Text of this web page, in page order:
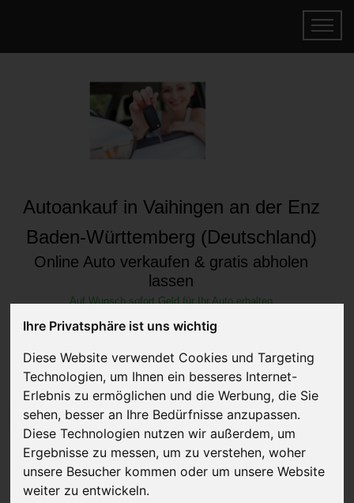
Ihre Privatsphäre ist uns wichtig
Diese Website verwendet Cookies und Targeting
Technologien, um Ihnen ein besseres Internet-
Erlebnis zu ermöglichen und die Werbung, die Sie
sehen, besser an Ihre Bedürfnisse anzupassen.
Diese Technologien nutzen wir außerdem, um
Ergebnisse zu messen, um zu verstehen, woher
unsere Besucher kommen oder um unsere Website
weiter zu entwickeln.
Autoankauf in Vaihingen an der Enz
Baden-Württemberg (Deutschland)
Online Auto verkaufen & gratis abholen
lassen
Auf Wunsch sofort Geld für Ihr Auto erhalten
JETZT KOSTENLOSE BEWERTUNG
Kostenloses Angebotfür den Ankauf Ihres Autos inklusive der
Abholung, auf Wunsch sofort Geld. Ihre Daten werden nicht mit Dritten